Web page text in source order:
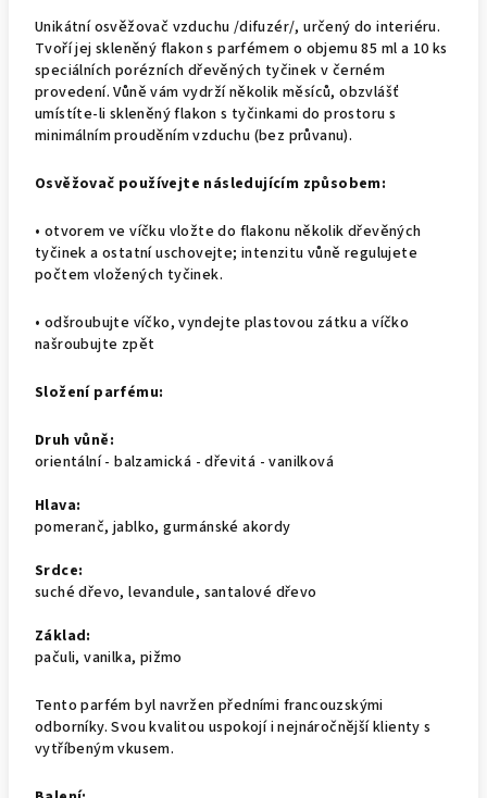
Unikátní osvěžovač vzduchu /difuzér/, určený do interiéru.
Tvoří jej skleněný flakon s parfémem o objemu 85 ml a 10 ks
speciálních porézních dřevěných tyčinek v černém
provedení. Vůně vám vydrží několik měsíců, obzvlášť
umístíte-li skleněný flakon s tyčinkami do prostoru s
minimálním prouděním vzduchu (bez průvanu).
Osvěžovač používejte následujícím způsobem:
• otvorem ve víčku vložte do flakonu několik dřevěných
tyčinek a ostatní uschovejte; intenzitu vůně regulujete
počtem vložených tyčinek.
• odšroubujte víčko, vyndejte plastovou zátku a víčko
našroubujte zpět
Složení parfému:
Druh vůně:
orientální - balzamická - dřevitá - vanilková
Hlava:
pomeranč, jablko, gurmánské akordy
Srdce:
suché dřevo, levandule, santalové dřevo
Základ:
pačuli, vanilka, pižmo
Tento parfém byl navržen předními francouzskými
odborníky. Svou kvalitou uspokojí i nejnáročnější klienty s
vytříbeným vkusem.